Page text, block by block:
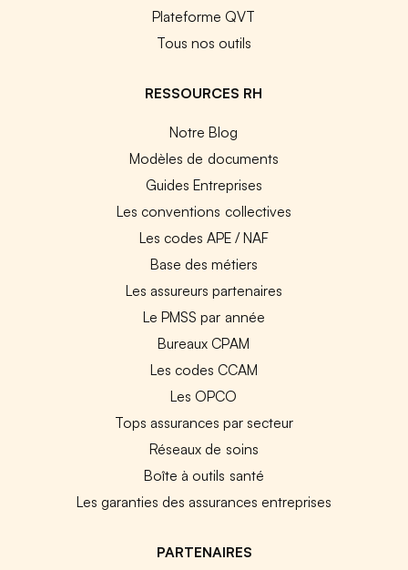
Plateforme QVT
Tous nos outils
RESSOURCES RH
Notre Blog
Modèles de documents
Guides Entreprises
Les conventions collectives
Les codes APE / NAF
Base des métiers
Les assureurs partenaires
Le PMSS par année
Bureaux CPAM
Les codes CCAM
Les OPCO
Tops assurances par secteur
Réseaux de soins
Boîte à outils santé
Les garanties des assurances entreprises
PARTENAIRES